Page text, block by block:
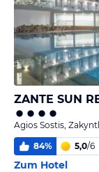
ZANTE SUN
Agios Sostis,
84% 5,0/6
Zum Hotel